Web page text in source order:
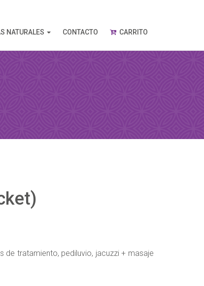
NATURALES CONTACTO CARRITO
de tratamiento, pediluvio, jacuzzi + masaje